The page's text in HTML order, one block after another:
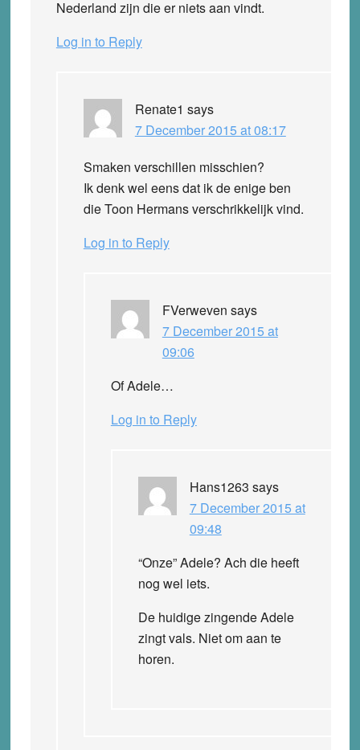
Nederland zijn die er niets aan vindt.
Log in to Reply
Renate1 says
7 December 2015 at 08:17
Smaken verschillen misschien?
Ik denk wel eens dat ik de enige ben
die Toon Hermans verschrikkelijk vind.
Log in to Reply
FVerweven says
7 December 2015 at
09:06
Of Adele…
Log in to Reply
Hans1263 says
7 December 2015 at
09:48
“Onze” Adele? Ach die heeft
nog wel iets.
De huidige zingende Adele
zingt vals. Niet om aan te
horen.